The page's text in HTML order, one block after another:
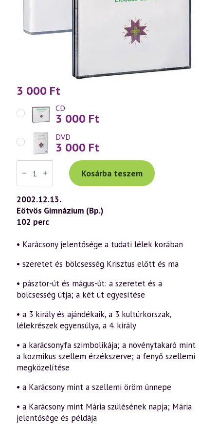
3 000 Ft
CD
3 000 Ft
DVD
3 000 Ft
Váradi
Tibor
előadás
(274)
—
Szeretet
és
bölcsesség
avagy
Karácsony
lélek
(2002.12.13.)
mennyiség
Kosárba teszem
2002.12.13.
Eötvös Gimnázium (Bp.)
102 perc
• Karácsony jelentősége a tudati lélek korában
• szeretet és bölcsesség Krisztus előtt és ma
• pásztor-út és mágus-út: a szeretet és a
bölcsesség útja; a két út egyesítése
• a 3 király és ajándékaik, a 3 kultúrkorszak,
lélekrészek egyensúlya, a 4. király
• a karácsonyfa szimbolikája; a növénytakaró mint
a kozmikus szellem érzékszerve; a fenyő szellemi
megközelítése
• a Karácsony mint a szellemi öröm ünnepe
• a Karácsony mint Mária szülésének napja; Mária
jelentősége és példája